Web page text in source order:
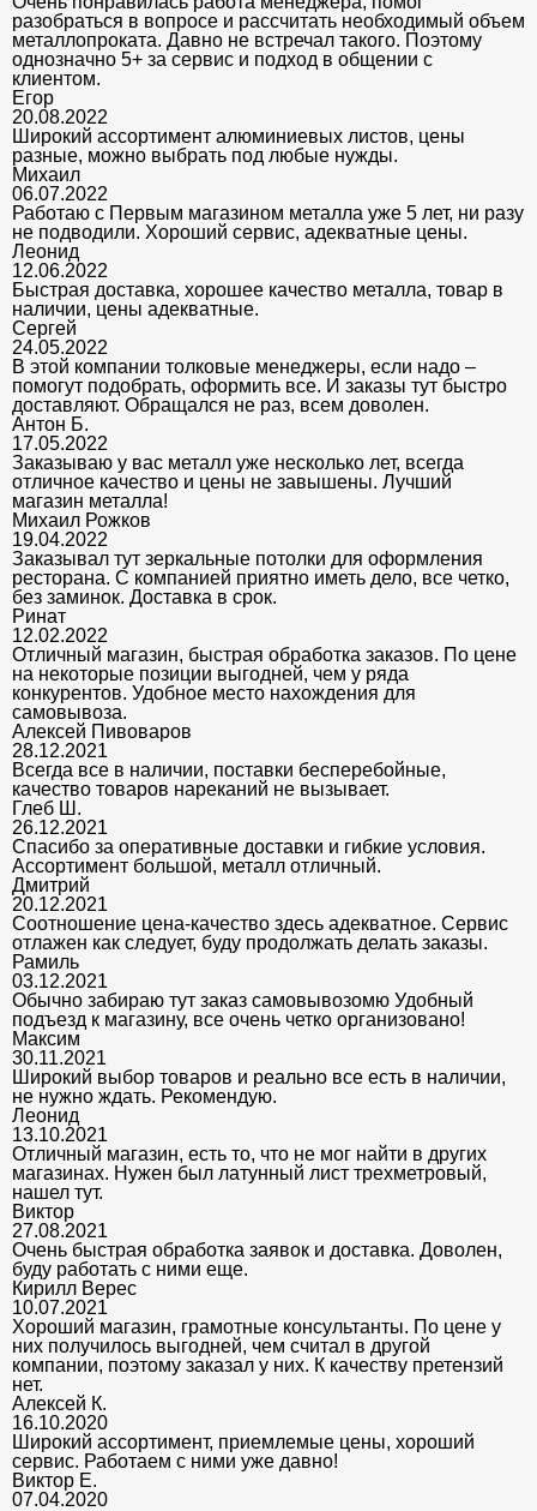
разобраться в вопросе и рассчитать необходимый объем
металлопроката. Давно не встречал такого. Поэтому
однозначно 5+ за сервис и подход в общении с
клиентом.
Егор
20.08.2022
Широкий ассортимент алюминиевых листов, цены
разные, можно выбрать под любые нужды.
Михаил
06.07.2022
Работаю с Первым магазином металла уже 5 лет, ни разу
не подводили. Хороший сервис, адекватные цены.
Леонид
12.06.2022
Быстрая доставка, хорошее качество металла, товар в
наличии, цены адекватные.
Сергей
24.05.2022
В этой компании толковые менеджеры, если надо –
помогут подобрать, оформить все. И заказы тут быстро
доставляют. Обращался не раз, всем доволен.
Антон Б.
17.05.2022
Заказываю у вас металл уже несколько лет, всегда
отличное качество и цены не завышены. Лучший
магазин металла!
Михаил Рожков
19.04.2022
Заказывал тут зеркальные потолки для оформления
ресторана. С компанией приятно иметь дело, все четко,
без заминок. Доставка в срок.
Ринат
12.02.2022
Отличный магазин, быстрая обработка заказов. По цене
на некоторые позиции выгодней, чем у ряда
конкурентов. Удобное место нахождения для
самовывоза.
Алексей Пивоваров
28.12.2021
Всегда все в наличии, поставки бесперебойные,
качество товаров нареканий не вызывает.
Глеб Ш.
26.12.2021
Спасибо за оперативные доставки и гибкие условия.
Ассортимент большой, металл отличный.
Дмитрий
20.12.2021
Соотношение цена-качество здесь адекватное. Сервис
отлажен как следует, буду продолжать делать заказы.
Рамиль
03.12.2021
Обычно забираю тут заказ самовывозомю Удобный
подъезд к магазину, все очень четко организовано!
Максим
30.11.2021
Широкий выбор товаров и реально все есть в наличии,
не нужно ждать. Рекомендую.
Леонид
13.10.2021
Отличный магазин, есть то, что не мог найти в других
магазинах. Нужен был латунный лист трехметровый,
нашел тут.
Виктор
27.08.2021
Очень быстрая обработка заявок и доставка. Доволен,
буду работать с ними еще.
Кирилл Верес
10.07.2021
Хороший магазин, грамотные консультанты. По цене у
них получилось выгодней, чем считал в другой
компании, поэтому заказал у них. К качеству претензий
нет.
Алексей К.
16.10.2020
Широкий ассортимент, приемлемые цены, хороший
сервис. Работаем с ними уже давно!
Виктор Е.
07.04.2020